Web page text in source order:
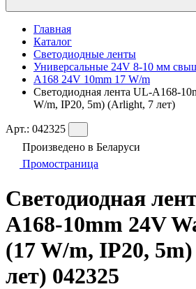
Главная
Каталог
Светодиодные ленты
Универсальные 24V 8-10 мм
A168 24V 10mm 17 W/m
Светодиодная лента UL-A168-
W/m, IP20, 5m) (Arlight, 7 лет)
Арт.: 042325
Произведено в Беларуси
Промостраница
Светодиодная
A168-10mm 24V
(17 W/m, IP20,
лет) 042325